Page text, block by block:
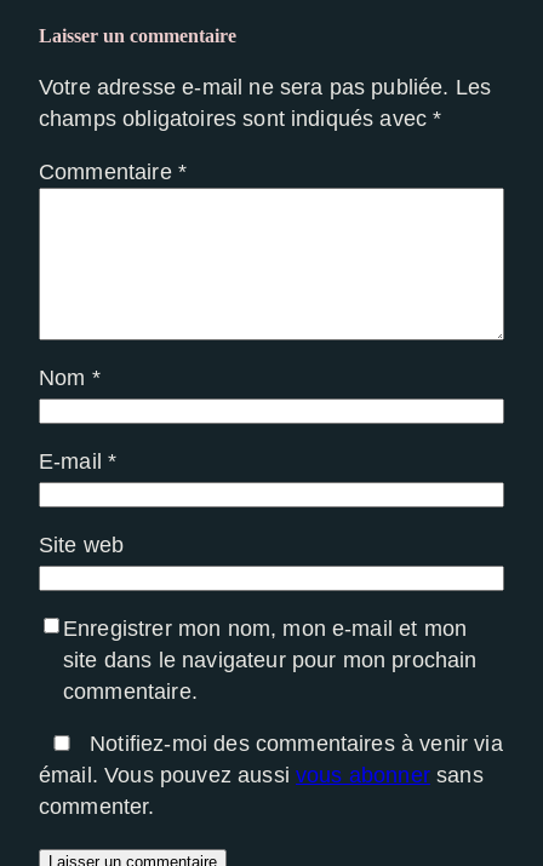
Laisser un commentaire
Votre adresse e-mail ne sera pas publiée. Les
champs obligatoires sont indiqués avec*
Commentaire *
Nom *
E-mail*
Site web
Enregistrer mon nom, mon e-mail et mon
site dans le navigateur pour mon prochain
commentaire.
Notifiez-moi des commentaires à venir via
émail. Vous pouvez aussivous abonnersans
commenter.